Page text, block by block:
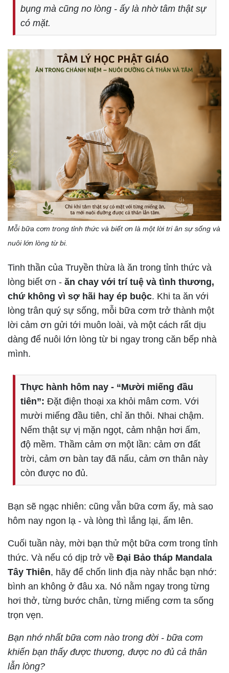
bụng mà cũng no lòng - ấy là nhờ tâm thật sự
có mặt.
Mỗi bữa cơm trong tỉnh thức và biết ơn là một lời tri ân sự sống và
nuôi lớn lòng từ bi.
Tinh thần của Truyền thừa là ăn trong tỉnh thức và
lòng biết ơn - ăn chay với trí tuệ và tình thương,
chứ không vì sợ hãi hay ép buộc. Khi ta ăn với
lòng trân quý sự sống, mỗi bữa cơm trở thành một
lời cảm ơn gửi tới muôn loài, và một cách rất dịu
dàng để nuôi lớn lòng từ bi ngay trong căn bếp nhà
mình.
Thực hành hôm nay - “Mười miếng đầu
tiên”: Đặt điện thoại xa khỏi mâm cơm. Với
mười miếng đầu tiên, chỉ ăn thôi. Nhai chậm.
Nếm thật sự vị mặn ngọt, cảm nhận hơi ấm,
độ mềm. Thầm cảm ơn một lần: cảm ơn đất
trời, cảm ơn bàn tay đã nấu, cảm ơn thân này
còn được no đủ.
Bạn sẽ ngạc nhiên: cũng vẫn bữa cơm ấy, mà sao
hôm nay ngon lạ - và lòng thì lắng lại, ấm lên.
Cuối tuần này, mời bạn thử một bữa cơm trong tỉnh
thức. Và nếu có dịp trở về Đại Bảo tháp Mandala
Tây Thiên, hãy để chốn linh địa này nhắc bạn nhớ:
bình an không ở đâu xa. Nó nằm ngay trong từng
hơi thở, từng bước chân, từng miếng cơm ta sống
trọn vẹn.
Bạn nhớ nhất bữa cơm nào trong đời - bữa cơm
khiến bạn thấy được thương, được no đủ cả thân
lẫn lòng?